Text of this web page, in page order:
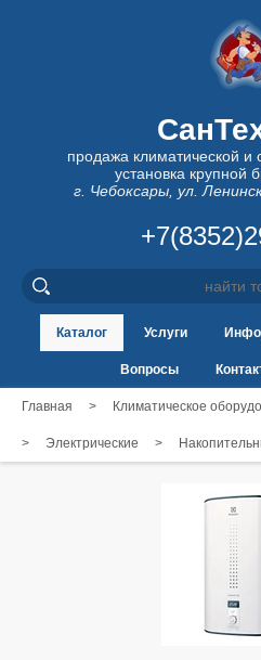
продажа климатической и
установка крупной
г. Чебоксары, ул.
Каталог Услуги
Вопросы
Главная > Климатическое
> Электрические >